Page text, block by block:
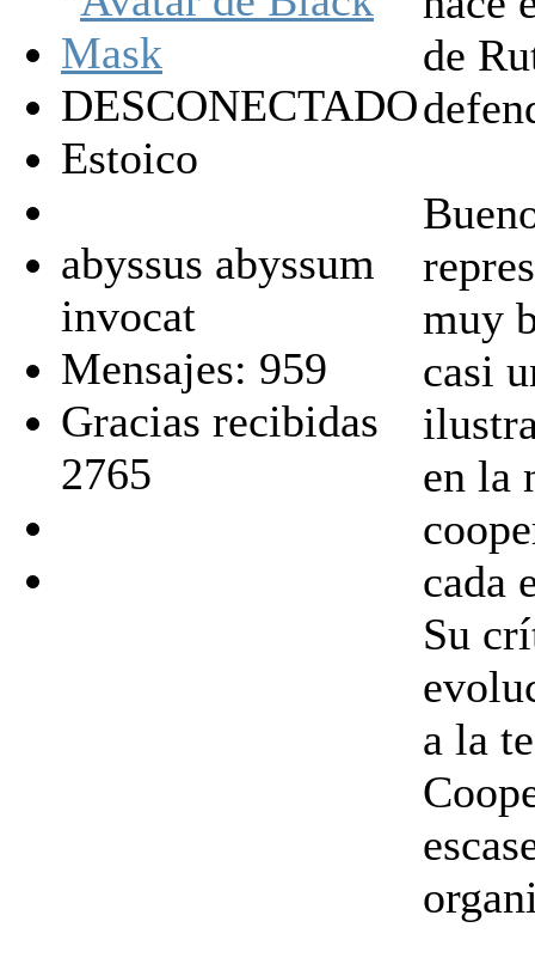
DESCONECTADO
Estoico
abyssus abyssum
invocat
Mensajes: 959
Gracias recibidas
2765
de
muy
casi
en la
cada
Su
a la